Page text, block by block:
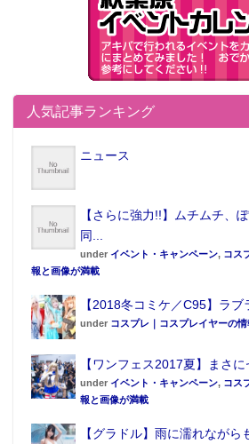
［台紙含む］）
バレンタインデーをイメージした
キリエライトのビジュアライズボ
好きな種類が選べます）
2016年夏イベント限定イラストの
人気記事ランキング
ニュース
【さらに強力!!】ムチムチ、
同...
under イベント・キャンペーン, コス
報と画像が満載
【2018冬コミケ／C95】ラ
under コスプレ｜コスプレイヤーの
【ワンフェス2017夏】まさに
under イベント・キャンペーン, コス
報と画像が満載
【グラドル】雨に濡れながら